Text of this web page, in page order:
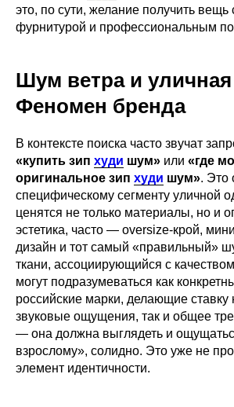
это, по сути, желание получить вещь
фурнитурой и профессиональным
Шум ветра и уличная
Феномен бренда
В контексте поиска часто звучат
«купить зип худи шум» или «где
оригинальное зип худи шум». Это
специфическому сегменту уличной
ценятся не только материалы, но и
эстетика, часто — oversize-крой,
дизайн и тот самый «правильный»
ткани, ассоциирующийся с
могут подразумеваться как
российские марки, делающие ставку
звуковые ощущения, так и общее
— она должна выглядеть и
взрослому», солидно. Это уже не
элемент идентичности.